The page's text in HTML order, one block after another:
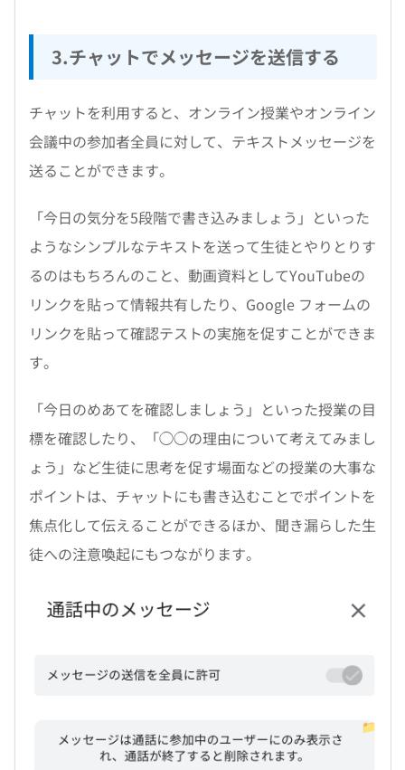
3.チャットでメッセージを送信する
チャットを利用すると、オンライン授業やオンライン
会議中の参加者全員に対して、テキストメッセージを
送ることができます。
「今日の気分を5段階で書き込みましょう」といった
ようなシンプルなテキストを送って生徒とやりとりす
るのはもちろんのこと、動画資料としてYouTubeの
リンクを貼って情報共有したり、Google フォームの
リンクを貼って確認テストの実施を促すことができま
す。
「今日のめあてを確認しましょう」といった授業の目
標を確認したり、「◯◯の理由について考えてみまし
ょう」など生徒に思考を促す場面などの授業の大事な
ポイントは、チャットにも書き込むことでポイントを
焦点化して伝えることができるほか、聞き漏らした生
徒への注意喚起にもつながります。